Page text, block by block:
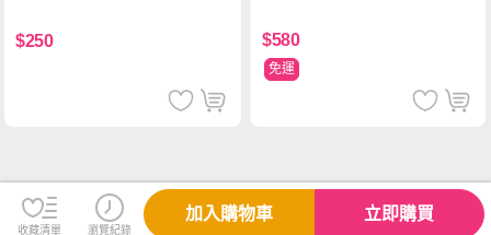
$250 $580
免運
收藏清單 瀏覽紀錄
加入購物車 立即購買